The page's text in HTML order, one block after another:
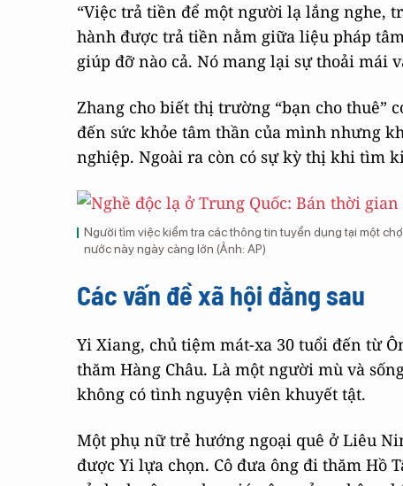
“Việc trả tiền để một người lạ lắng nghe,
hành được trả tiền nằm giữa liệu pháp
giúp đỡ nào cả. Nó mang lại sự thoải mái
Zhang cho biết thị trường “bạn cho
đến sức khỏe tâm thần của mình nhưng
nghiệp. Ngoài ra còn có sự kỳ thị khi tìm
Người tìm việc kiểm tra các thông tin tuyển dụng tại một
nước này ngày càng lớn (Ảnh: AP)
Các vấn đề xã hội đằng sau
Yi Xiang, chủ tiệm mát-xa 30 tuổi đến từ
thăm Hàng Châu. Là một người mù và
không có tình nguyện viên khuyết tật.
Một phụ nữ trẻ hướng ngoại quê ở Liêu
được Yi lựa chọn. Cô đưa ông đi thăm Hồ